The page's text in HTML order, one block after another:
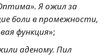
Я ожил за
боли в промежности,
функция»;
аденому. Пил